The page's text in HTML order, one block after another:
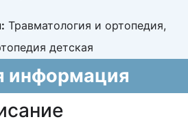
Травматология и ортопедия,
детская
информация